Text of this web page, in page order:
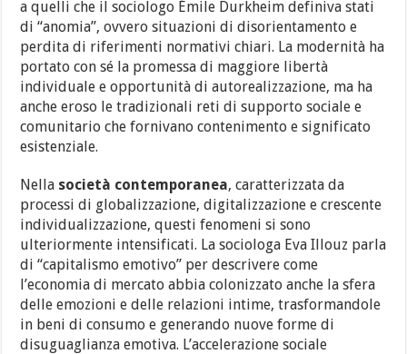
a quelli che il sociologo Émile Durkheim definiva stati
di “anomia”, ovvero situazioni di disorientamento e
perdita di riferimenti normativi chiari. La modernità ha
portato con sé la promessa di maggiore libertà
individuale e opportunità di autorealizzazione, ma ha
anche eroso le tradizionali reti di supporto sociale e
comunitario che fornivano contenimento e significato
esistenziale.
Nella società contemporanea, caratterizzata da
processi di globalizzazione, digitalizzazione e crescente
individualizzazione, questi fenomeni si sono
ulteriormente intensificati. La sociologa Eva Illouz parla
di “capitalismo emotivo” per descrivere come
l’economia di mercato abbia colonizzato anche la sfera
delle emozioni e delle relazioni intime, trasformandole
in beni di consumo e generando nuove forme di
disuguaglianza emotiva. L’accelerazione sociale